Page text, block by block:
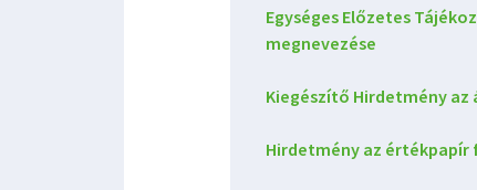
Egységes Előzetes
megnevezése
Kiegészítő Hirdetmény
Hirdetmény az értékpapír